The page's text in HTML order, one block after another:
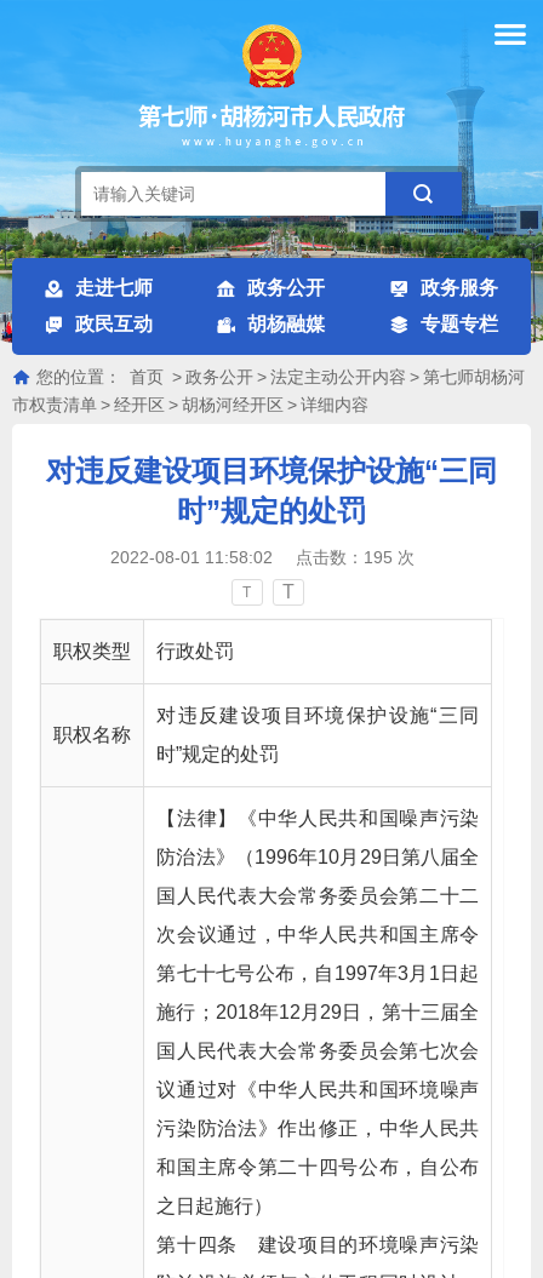
走进七师 政务公开
政务服务
政民互动
胡杨融媒 专题专栏
您的位置： 首页 >政务公开>法定主动公开内容 >第七师胡杨河
市权责清单>经开区 >胡杨河经开区 >详细内容
对违反建设项目环境保护设施“三同
时”规定的处罚
2022-08-01 11:58:02 点击数： 195 次
T T
职权类型 行政处罚
职权名称
对违反建设项目环境保护设施“三同
时”规定的处罚
【法律】《中华人民共和国噪声污染
防治法》（1996年10月29日第八届全
国人民代表大会常务委员会第二十二
次会议通过，中华人民共和国主席令
第七十七号公布，自1997年3月1日起
施行；2018年12月29日，第十三届全
国人民代表大会常务委员会第七次会
议通过对《中华人民共和国环境噪声
污染防治法》作出修正，中华人民共
和国主席令第二十四号公布，自公布
之日起施行）
第十四条 建设项目的环境噪声污染